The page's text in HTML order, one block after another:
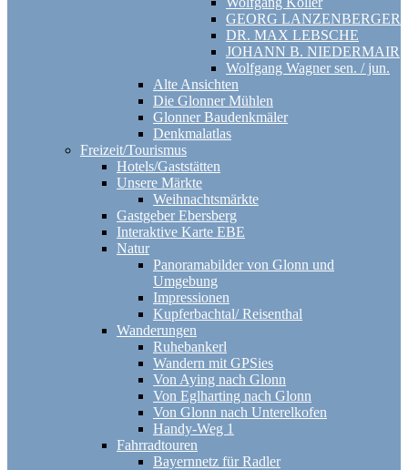
GEORG LANZENBERGER
DR. MAX LEBSCHE
JOHANN B. NIEDERMAIR
Wolfgang Wagner sen. / jun.
Alte Ansichten
Die Glonner Mühlen
Glonner Baudenkmäler
Denkmalatlas
Freizeit/Tourismus
Hotels/Gaststätten
Unsere Märkte
Weihnachtsmärkte
Gastgeber Ebersberg
Interaktive Karte EBE
Natur
Panoramabilder von Glonn und
Umgebung
Impressionen
Kupferbachtal/ Reisenthal
Wanderungen
Ruhebankerl
Wandern mit GPSies
Von Aying nach Glonn
Von Eglharting nach Glonn
Von Glonn nach Unterelkofen
Handy-Weg 1
Fahrradtouren
Bayernnetz für Radler